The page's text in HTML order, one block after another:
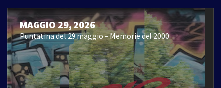
MAGGIO 29, 2026
Puntatina del 29 maggio – Memorie del 2000